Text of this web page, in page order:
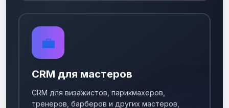
💼
CRM для мастеров
CRM для визажистов, парикмахеров,
тренеров, барберов и других мастеров,